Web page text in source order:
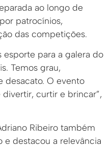
ao longo de
patrocínios,
das competições.
para a galera do
Temos grau,
desacato. O evento
curtir e brincar”,
Ribeiro também
destacou a relevância